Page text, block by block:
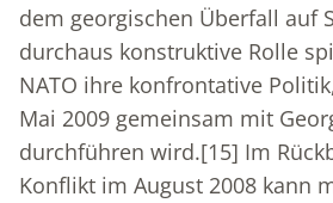
dem georgischen Überfall auf
durchaus konstruktive Rolle
NATO ihre konfrontative
Mai 2009 gemeinsam mit
durchführen wird.[15] Im
Konflikt im August 2008 kann